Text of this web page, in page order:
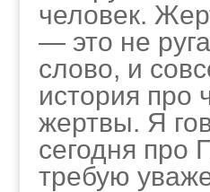
человек.
— это не
слово, и
история про
жертвы. Я
сегодня про
требую